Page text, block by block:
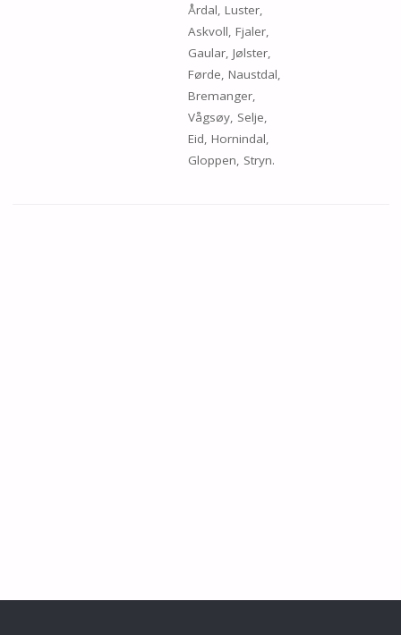
Årdal, Luster,
Askvoll, Fjaler,
Gaular, Jølster,
Førde, Naustdal,
Bremanger,
Vågsøy, Selje,
Eid, Hornindal,
Gloppen, Stryn.